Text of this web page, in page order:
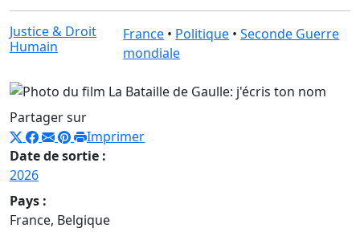
Justice & Droit
Humain
France • Politique •Seconde Guerre
mondiale
Partager sur
Imprimer
Date de sortie :
2026
Pays :
France, Belgique